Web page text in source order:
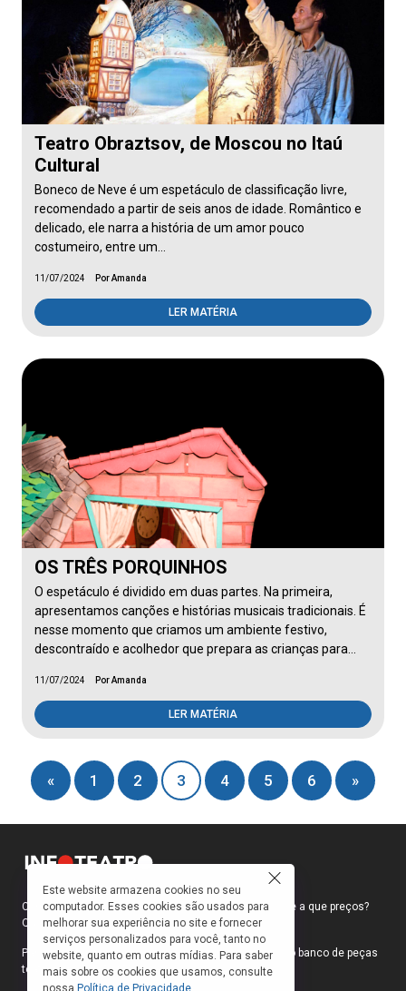
Teatro Obraztsov, de Moscou no Itaú
Cultural
Boneco de Neve é um espetáculo de classificação livre,
recomendado a partir de seis anos de idade. Romântico e
delicado, ele narra a história de um amor pouco
costumeiro, entre um…
11/07/2024 Por Amanda
LER MATÉRIA
OS TRÊS PORQUINHOS
O espetáculo é dividido em duas partes. Na primeira,
apresentamos canções e histórias musicais tradicionais. É
nesse momento que criamos um ambiente festivo,
descontraído e acolhedor que prepara as crianças para…
11/07/2024 Por Amanda
LER MATÉRIA
« 1 2 3 4 5 6 »
Como faço para ir ao teatro? Onde compro ingressos e a que preços?
Quais peças estão em cartaz?
Para responder a essas e outras perguntas, criamos o banco de peças
teatrais do INFOTEATRO.
Este website armazena cookies no seu
computador. Esses cookies são usados para
melhorar sua experiência no site e fornecer
serviços personalizados para você, tanto no
website, quanto em outras mídias. Para saber
mais sobre os cookies que usamos, consulte
nossa Política de Privacidade